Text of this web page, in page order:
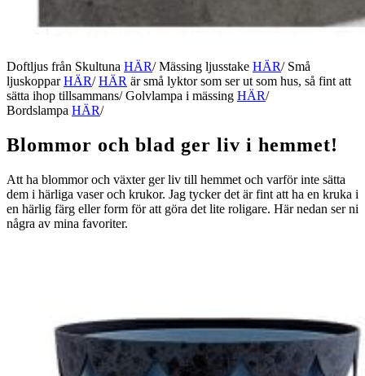
Doftljus från Skultuna HÄR/ Mässing ljusstake HÄR/ Små
ljuskopparHÄR/HÄR är små lyktor som ser ut som hus, så fint att
sätta ihop tillsammans/ Golvlampa i mässing HÄR/
Bordslampa HÄR/
Blommor och blad ger liv i hemmet!
Att ha blommor och växter ger liv till hemmet och varför inte sätta
dem i härliga vaser och krukor. Jag tycker det är fint att ha en kruka i
en härlig färg eller form för att göra det lite roligare. Här nedan ser ni
några av mina favoriter.